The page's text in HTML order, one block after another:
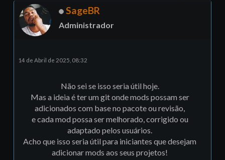
SageBR
Administrador
14 de Abril de 2025, 08:32
Não sei se isso seria útil hoje.
Mas a ideia é ter um git onde mods possam ser
adicionados com base no pacote ou revisão,
e cada mod possa ser melhorado, corrigido ou
adaptado pelos usuários.
Acho que isso seria útil para iniciantes que desejam
adicionar mods aos seus projetos!